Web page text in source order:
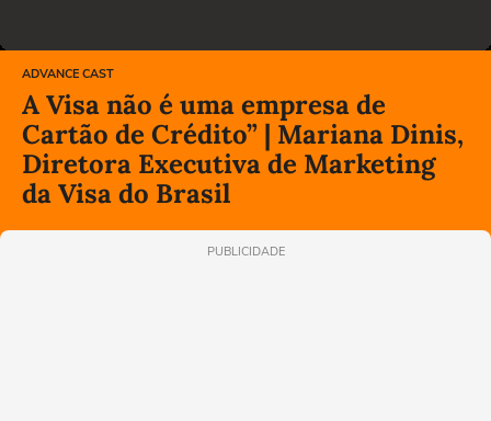
ADVANCE CAST
A Visa não é uma empresa de
Cartão de Crédito” | Mariana Dinis,
Diretora Executiva de Marketing
da Visa do Brasil
PUBLICIDADE